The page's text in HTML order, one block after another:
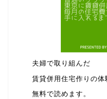
夫婦で取り組んだ
賃貸併用住宅作りの体
無料で読めます。